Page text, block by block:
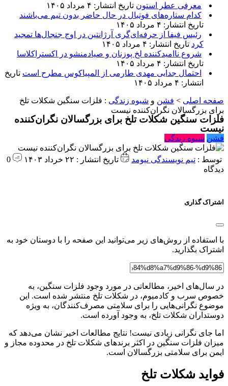
معرفی عطر استون تاریخ انتشار: ۴ مرداد ۱۴۰۵
کدام ستاره‌های فوتبال در حال حاضر بدون تیم می‌باشند
تاریخ انتشار: ۴ مرداد ۱۴۰۵
رئیس فیفا از حرفه‌ای‌گری آرژانتین در اوج جنجال‌ها تمجید
کرد تاریخ انتشار: ۴ مرداد ۱۴۰۵
شروع ناامیدکننده لخ پوزنان و صیادمنشو در اکستراکلاسا
تاریخ انتشار: ۴ مرداد ۱۴۰۵
احتمال جدایی مهدی طارمی از المپیاکوس مطرح است تاریخ
انتشار: ۴ مرداد ۱۴۰۵
صفحه اصلی > فشن و شیوه زندگی : فلزات سنگین شکلات تلخ
برای بزرگسالان نگران‌کننده نیست
فلزات سنگین شکلات تلخ برای بزرگسالان نگران‌کننده
نیست
فشن شیوه زندگی
توسط : تیم نویسندگی نیومد تاریخ انتشار : ۲۲ خرداد ۱۴۰۳
0
دیدگاه
اشتراک گذاری
با استفاده از روش‌های زیر می‌توانید این صفحه را با دوستان خود به
اشتراک بگذارید.
در سال‌های اخیر، مطالعاتی در مورد وجود فلزات سنگین، به
خصوص سرب و کادمیوم، در شکلات تلخ منتشر شده است. این
موضوع نگرانی‌هایی را برای سلامتی مصرف‌کنندگان، به ویژه
دوستداران شکلات تلخ، به وجود آورده است.
اما جای نگرانی زیادی نیست! نتایج مطالعات اخیر نشان می‌دهد که
میزان فلزات سنگین در اکثر برندهای شکلات تلخ در محدوده مجاز و
ایمن برای سلامتی بزرگسالان است.
فواید شکلات تلخ